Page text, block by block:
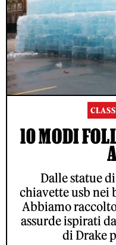
10 MODI
Dalle statue
chiavette usb nei
Abbiamo
assurde ispirati
di Drake